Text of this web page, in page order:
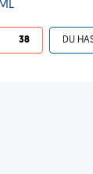
38